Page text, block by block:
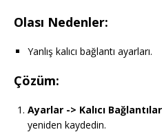
Olası Nedenler:
Yanlış kalıcı bağlantı ayarları.
Çözüm:
Ayarlar -> Kalıcı Bağlantılar
yeniden kaydedin.